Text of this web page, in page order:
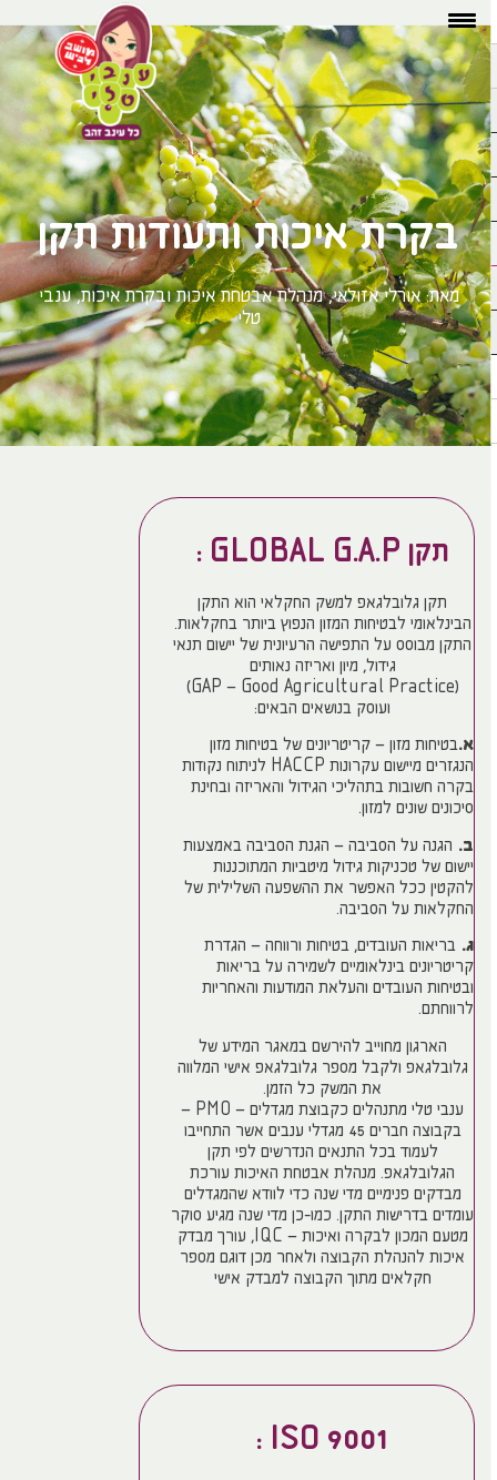
בקרת איכות ותעודות תקן
מאת: אורלי אזולאי, מנהלת אבטחת איכות ובקרת איכות, ענבי
טלי
תקן GLOBAL G.A.P :
תקן גלובלגאפ למשק החקלאי הוא התקן
הבינלאומי לבטיחות המזון הנפוץ ביותר בחקלאות.
התקן מבוסס על התפישה הרעיונית של יישום תנאי
גידול, מיון ואריזה נאותים
(GAP – Good Agricultural Practice)
ועוסק בנושאים הבאים:
א.בטיחות מזון – קריטריונים של בטיחות מזון
הנגזרים מיישום עקרונות HACCP לניתוח נקודות
בקרה חשובות בתהליכי הגידול והאריזה ובחינת
סיכונים שונים למזון.
ב.הגנה על הסביבה – הגנת הסביבה באמצעות
יישום של טכניקות גידול מיטביות המתוכננות
להקטין ככל האפשר את ההשפעה השלילית של
החקלאות על הסביבה.
ג.בריאות העובדים, בטיחות ורווחה – הגדרת
קריטריונים בינלאומיים לשמירה על בריאות
ובטיחות העובדים והעלאת המודעות והאחריות
לרווחתם.
הארגון מחוייב להירשם במאגר המידע של
גלובלגאפ ולקבל מספר גלובלגאפ אישי המלווה
את המשק כל הזמן.
ענבי טלי מתנהלים כקבוצת מגדלים – PMO –
בקבוצה חברים 45 מגדלי ענבים אשר התחייבו
לעמוד בכל התנאים הנדרשים לפי תקן
הגלובלגאפ. מנהלת אבטחת האיכות עורכת
מבדקים פנימיים מדי שנה כדי לוודא שהמגדלים
עומדים בדרישות התקן. כמו-כן מדי שנה מגיע סוקר
מטעם המכון לבקרה ואיכות – IQC, עורך מבדק
איכות להנהלת הקבוצה ולאחר מכן דוגם מספר
חקלאים מתוך הקבוצה למבדק אישי
9001 ISO :